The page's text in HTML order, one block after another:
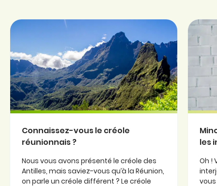
Connaissez-vous le créole
réunionnais ?
Nous vous avons présenté le créole des
Antilles, mais saviez-vous qu’à la Réunion,
on parle un créole différent ? Le créole
les
Oh !